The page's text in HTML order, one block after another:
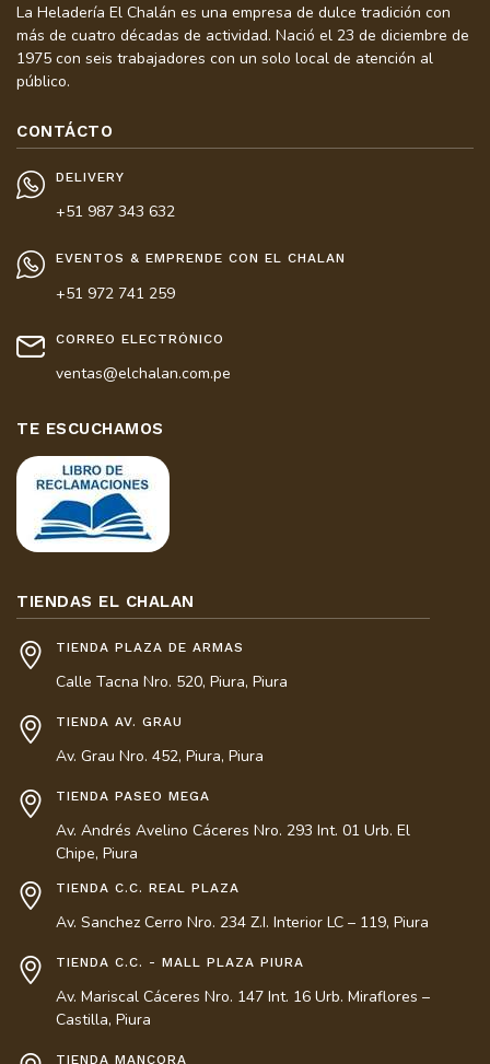
La Heladería El Chalán es una empresa de dulce tradición con
más de cuatro décadas de actividad. Nació el 23 de diciembre de
1975 con seis trabajadores con un solo local de atención al
público.
CONTÁCTO
DELIVERY
+51 987 343 632
EVENTOS & EMPRENDE CON EL CHALAN
+51 972 741 259
CORREO ELECTRÓNICO
ventas@elchalan.com.pe
TE ESCUCHAMOS
TIENDAS EL CHALAN
TIENDA PLAZA DE ARMAS
Calle Tacna Nro. 520, Piura, Piura
TIENDA AV. GRAU
Av. Grau Nro. 452, Piura, Piura
TIENDA PASEO MEGA
Av. Andrés Avelino Cáceres Nro. 293 Int. 01 Urb. El
Chipe, Piura
TIENDA C.C. REAL PLAZA
Av. Sanchez Cerro Nro. 234 Z.I. Interior LC – 119, Piura
TIENDA C.C. - MALL PLAZA PIURA
Av. Mariscal Cáceres Nro. 147 Int. 16 Urb. Miraflores –
Castilla, Piura
TIENDA MANCORA